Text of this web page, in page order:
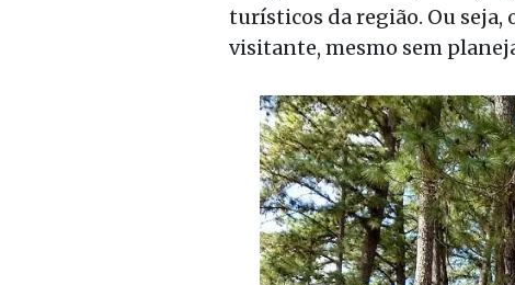
turísticos da região. Ou seja,
visitante, mesmo sem